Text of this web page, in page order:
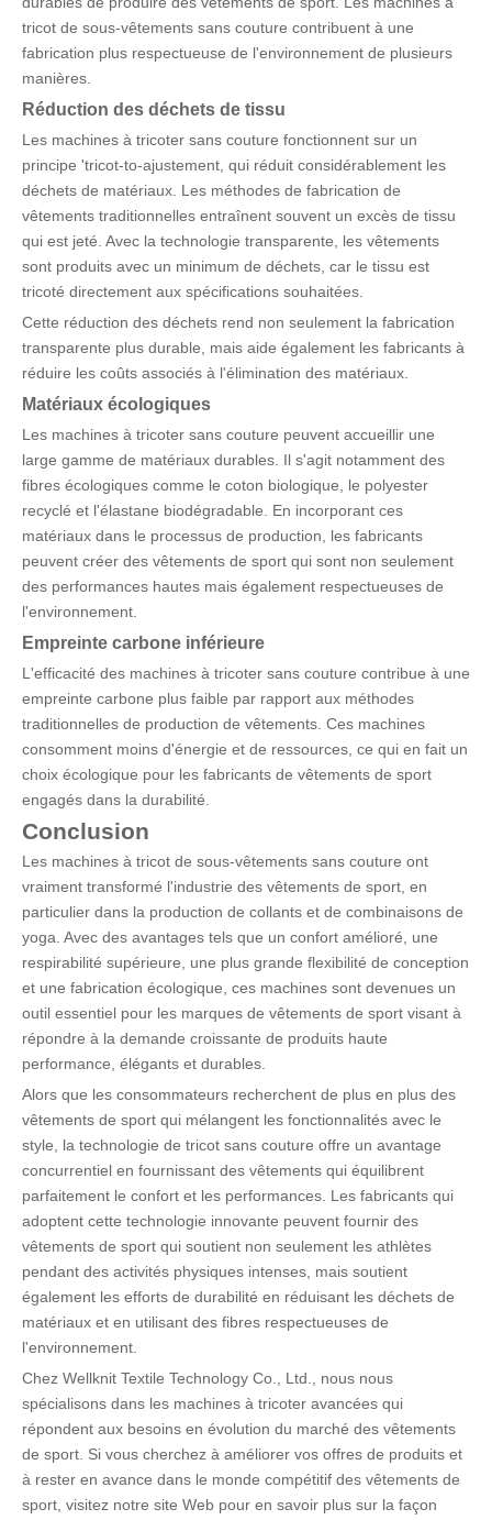
tricot de sous-vêtements sans couture contribuent à une
fabrication plus respectueuse de l'environnement de plusieurs
manières.
Réduction des déchets de tissu
Les machines à tricoter sans couture fonctionnent sur un
principe 'tricot-to-ajustement, qui réduit considérablement les
déchets de matériaux. Les méthodes de fabrication de
vêtements traditionnelles entraînent souvent un excès de tissu
qui est jeté. Avec la technologie transparente, les vêtements
sont produits avec un minimum de déchets, car le tissu est
tricoté directement aux spécifications souhaitées.
Cette réduction des déchets rend non seulement la fabrication
transparente plus durable, mais aide également les fabricants à
réduire les coûts associés à l'élimination des matériaux.
Matériaux écologiques
Les machines à tricoter sans couture peuvent accueillir une
large gamme de matériaux durables. Il s'agit notamment des
fibres écologiques comme le coton biologique, le polyester
recyclé et l'élastane biodégradable. En incorporant ces
matériaux dans le processus de production, les fabricants
peuvent créer des vêtements de sport qui sont non seulement
des performances hautes mais également respectueuses de
l'environnement.
Empreinte carbone inférieure
L'efficacité des machines à tricoter sans couture contribue à une
empreinte carbone plus faible par rapport aux méthodes
traditionnelles de production de vêtements. Ces machines
consomment moins d'énergie et de ressources, ce qui en fait un
choix écologique pour les fabricants de vêtements de sport
engagés dans la durabilité.
Conclusion
Les machines à tricot de sous-vêtements sans couture ont
vraiment transformé l'industrie des vêtements de sport, en
particulier dans la production de collants et de combinaisons de
yoga. Avec des avantages tels que un confort amélioré, une
respirabilité supérieure, une plus grande flexibilité de conception
et une fabrication écologique, ces machines sont devenues un
outil essentiel pour les marques de vêtements de sport visant à
répondre à la demande croissante de produits haute
performance, élégants et durables.
Alors que les consommateurs recherchent de plus en plus des
vêtements de sport qui mélangent les fonctionnalités avec le
style, la technologie de tricot sans couture offre un avantage
concurrentiel en fournissant des vêtements qui équilibrent
parfaitement le confort et les performances. Les fabricants qui
adoptent cette technologie innovante peuvent fournir des
vêtements de sport qui soutient non seulement les athlètes
pendant des activités physiques intenses, mais soutient
également les efforts de durabilité en réduisant les déchets de
matériaux et en utilisant des fibres respectueuses de
l'environnement.
Chez Wellknit Textile Technology Co., Ltd., nous nous
spécialisons dans les machines à tricoter avancées qui
répondent aux besoins en évolution du marché des vêtements
de sport. Si vous cherchez à améliorer vos offres de produits et
à rester en avance dans le monde compétitif des vêtements de
sport, visitez notre site Web pour en savoir plus sur la façon